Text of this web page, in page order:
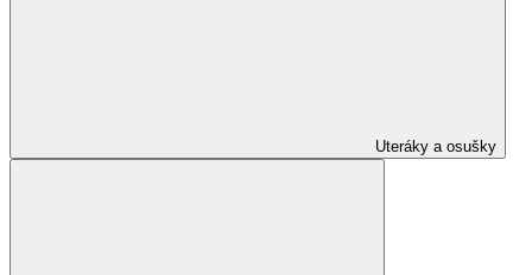
Uteráky a osušky